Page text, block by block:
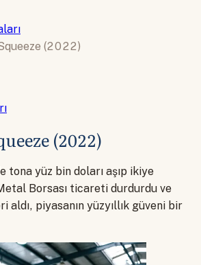
(2022)
(2022)
tona yüz bin doları aşıp ikiye
Borsası ticareti durdurdu ve
aldı, piyasanın yüzyıllık güveni bir